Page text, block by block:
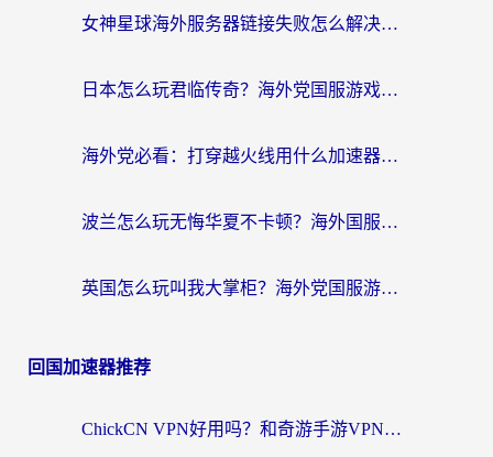
女神星球海外服务器链接失败怎么解决？海外党国服游戏加速避坑指南
日本怎么玩君临传奇？海外党国服游戏加速避坑指南（附菲律宾欧洲玩家实测）
海外党必看：打穿越火线用什么加速器？解决延迟卡顿，还能玩奇妙拼图世界和第五人格
波兰怎么玩无悔华夏不卡顿？海外国服游戏加速器终极指南（附征途2萤火突击解决方案）
英国怎么玩叫我大掌柜？海外党国服游戏加速避坑指南（附实测推荐）
回国加速器推荐
ChickCN VPN好用吗？和奇游手游VPN对比哪个回国效果更好？海外党亲测实用指南